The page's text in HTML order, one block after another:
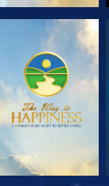
ΠΑΡΑΚΟΛΟΥΘΗΣΤΕ